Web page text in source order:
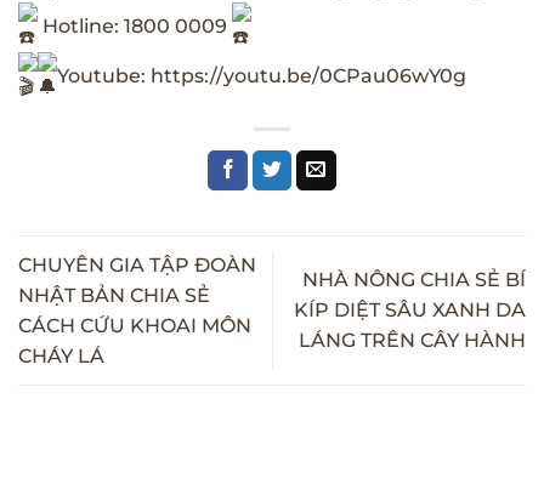
Hotline: 1800 0009
Youtube: https://youtu.be/0CPau06wY0g
CHUYÊN GIA TẬP ĐOÀN
NHẬT BẢN CHIA SẺ
CÁCH CỨU KHOAI MÔN
CHÁY LÁ
NHÀ NÔNG CHIA SẺ BÍ
KÍP DIỆT SÂU XANH DA
LÁNG TRÊN CÂY HÀNH